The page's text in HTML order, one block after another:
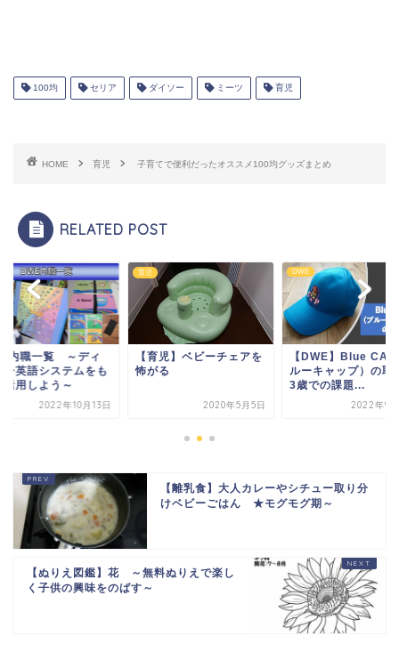
100均 セリア ダイソー ミーツ 育児
HOME 育児 子育てで便利だったオススメ100均グッズまとめ
RELATED POST
内職一覧 ～ディ
ー英語システムをも
活用しよう～
2022年10月13日
育児
【育児】ベビーチェアを
怖がる
2020年5月5日
DWE
【DWE】Blue CAP
ルーキャップ）の取
3歳での課題...
2022年9
【離乳食】大人カレーやシチュー取り分
けベビーごはん ★モグモグ期～
【ぬりえ図鑑】花 ～無料ぬりえで楽し
く子供の興味をのばす～